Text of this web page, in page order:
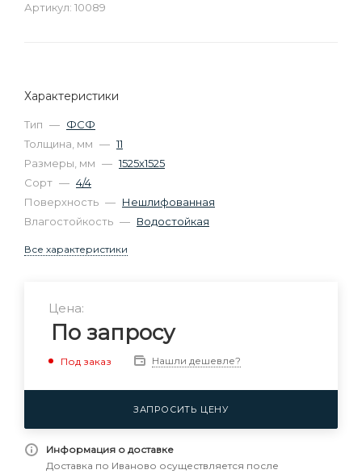
Артикул: 10089
Характеристики
Тип — ФСФ
Толщина, мм — 11
Размеры, мм — 1525х1525
Сорт — 4/4
Поверхность — Нешлифованная
Влагостойкость — Водостойкая
Все характеристики
Цена:
По запросу
Под заказ Нашли дешевле?
ЗАПРОСИТЬ ЦЕНУ
Информация о доставке
Доставка по Иваново осуществляется после